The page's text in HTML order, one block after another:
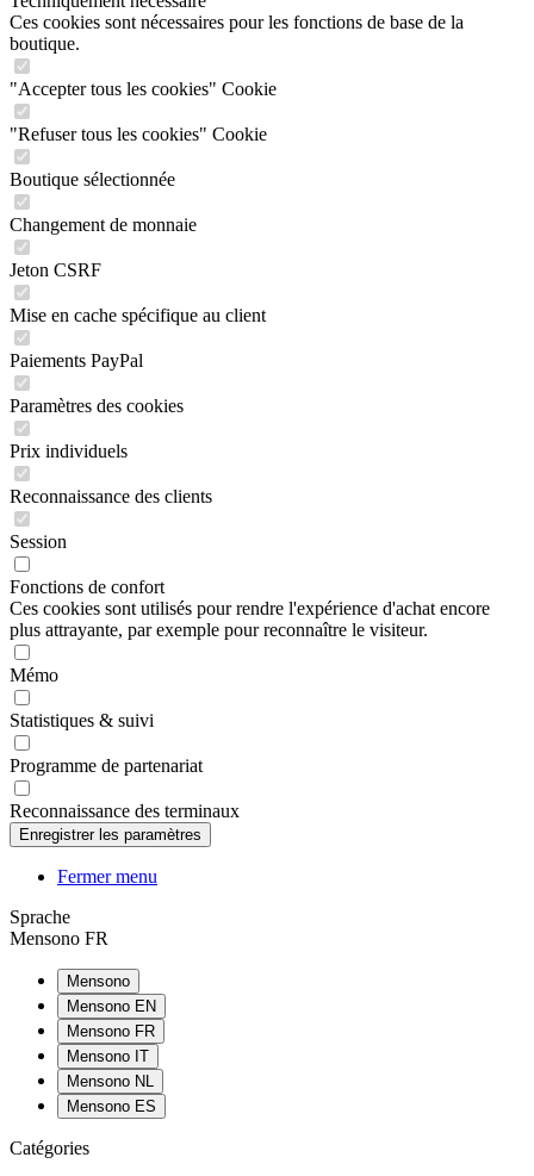
Ces cookies sont nécessaires pour les fonctions de base de la
boutique.
"Accepter tous les cookies" Cookie
"Refuser tous les cookies" Cookie
Boutique sélectionnée
Changement de monnaie
Jeton CSRF
Mise en cache spécifique au client
Paiements PayPal
Paramètres des cookies
Prix individuels
Reconnaissance des clients
Session
Fonctions de confort
Ces cookies sont utilisés pour rendre l'expérience d'achat encore
plus attrayante, par exemple pour reconnaître le visiteur.
Mémo
Statistiques & suivi
Programme de partenariat
Reconnaissance des terminaux
Fermer menu
Sprache
Mensono FR
Mensono
Mensono EN
Mensono FR
Mensono IT
Mensono NL
Mensono ES
Catégories